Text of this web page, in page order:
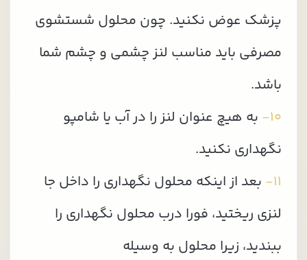
پزشک عوض نکنید. چون محلول شستشوی
مصرفی باید مناسب لنز چشمی و چشم شما
باشد.
۱۰-
به هیچ عنوان لنز را در آب یا شامپو
نگهداری نکنید.
۱۱-
بعد از اینکه محلول نگهداری را داخل جا
لنزی ریختید، فورا درب محلول نگهداری را
ببندید، زیرا محلول به وسیله